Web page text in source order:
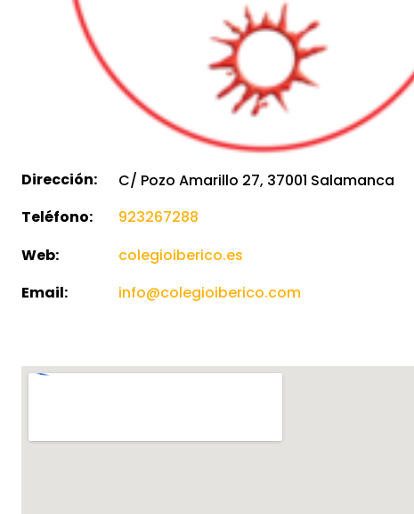
Dirección:
C/ Pozo Amarillo 27, 37001 Salamanca
Teléfono:
923267288
Web:
colegioiberico.es
Email:
info@colegioiberico.com